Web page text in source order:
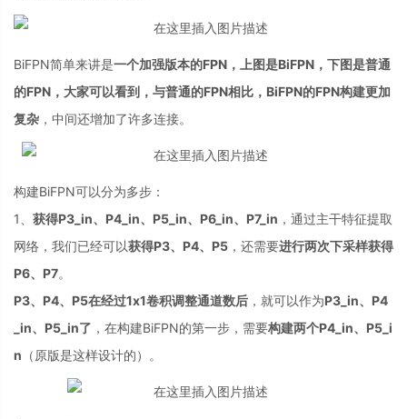
BiFPN简单来讲是一个加强版本的FPN，上图是BiFPN，下图是普通
的FPN，大家可以看到，与普通的FPN相比，BiFPN的FPN构建更加
复杂 ，中间还增加了许多连接。
构建BiFPN可以分为多步：
1、 获得P3_in、P4_in、P5_in、P6_in、P7_in ，通过主干特征提取
网络，我们已经可以获得P3、P4、P5 ，还需要进行两次下采样获得
P6、P7。
P3、P4、P5在经过1x1卷积调整通道数后 ，就可以作为P3_in、P4
_in、P5_in了 ，在构建BiFPN的第一步，需要构建两个P4_in、P5_i
n （原版是这样设计的）。